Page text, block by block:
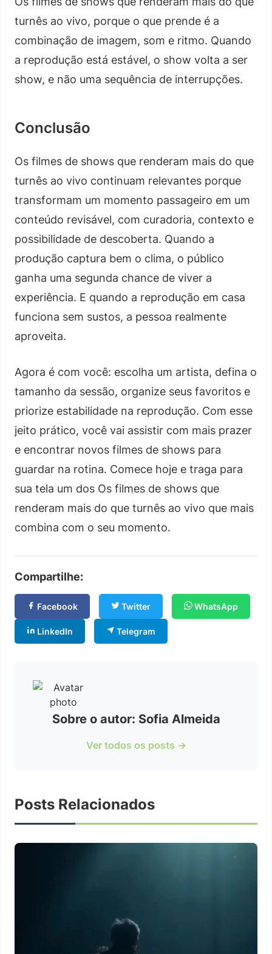
turnês ao vivo, porque o que prende é a
combinação de imagem, som e ritmo. Quando
a reprodução está estável, o show volta a ser
show, e não uma sequência de interrupções.
Conclusão
Os filmes de shows que renderam mais do que
turnês ao vivo continuam relevantes porque
transformam um momento passageiro em um
conteúdo revisável, com curadoria, contexto e
possibilidade de descoberta. Quando a
produção captura bem o clima, o público
ganha uma segunda chance de viver a
experiência. E quando a reprodução em casa
funciona sem sustos, a pessoa realmente
aproveita.
Agora é com você: escolha um artista, defina o
tamanho da sessão, organize seus favoritos e
priorize estabilidade na reprodução. Com esse
jeito prático, você vai assistir com mais prazer
e encontrar novos filmes de shows para
guardar na rotina. Comece hoje e traga para
sua tela um dos Os filmes de shows que
renderam mais do que turnês ao vivo que mais
combina com o seu momento.
Compartilhe:
Facebook Twitter WhatsApp
LinkedIn Telegram
Sobre o autor: Sofia Almeida
Ver todos os posts →
Posts Relacionados